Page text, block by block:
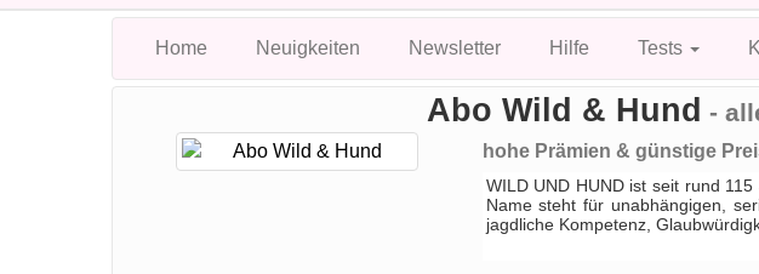
Home Neuigkeiten Newsletter Hilfe Tests
Abo Wild & Hund -
hohe Prämien & günstige
WILD UND HUND ist seit rund
Name steht für unabhängigen,
jagdliche Kompetenz,